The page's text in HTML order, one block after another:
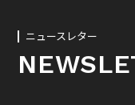
ニュースレター